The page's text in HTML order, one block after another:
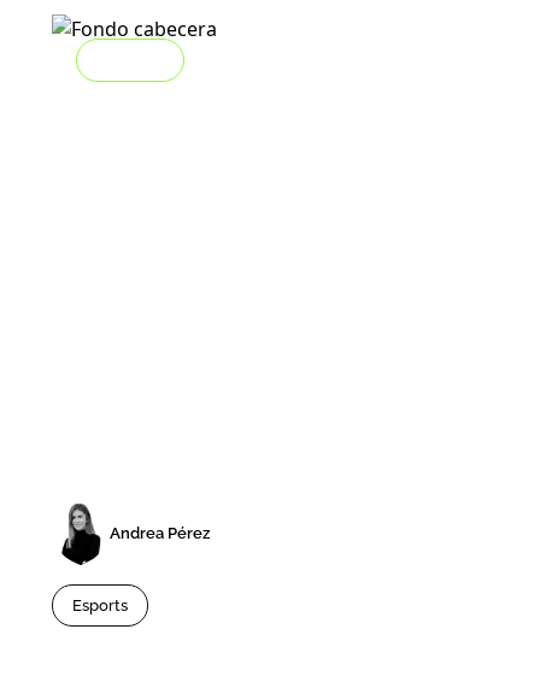
Andrea Pérez
Esports